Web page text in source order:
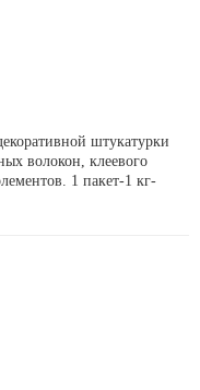
штукатурки
волокон, клеевого
1 пакет-1 кг-